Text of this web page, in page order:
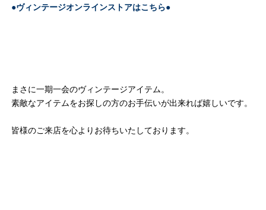
●ヴィンテージオンラインストアはこちら●
まさに一期一会のヴィンテージアイテム。
素敵なアイテムをお探しの方のお手伝いが出来れば嬉しいです。
皆様のご来店を心よりお待ちいたしております。